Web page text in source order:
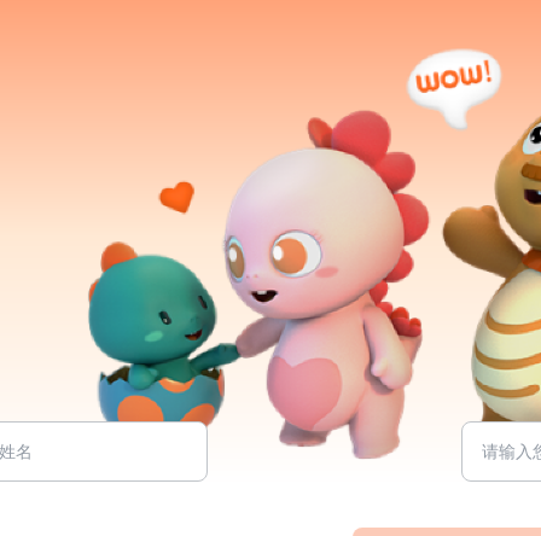
如何上课
龚亚夫教授
Dino阅读馆加盟